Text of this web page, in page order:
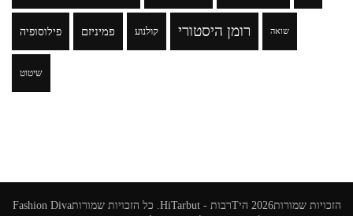
פילוסופיה פמיניזם קולנוע רומן היסטורי שואה
שיטוט
הזכויות שמורות2026 היTרבות - HiTarbut . כל הזכויות שמורותFashion Diva